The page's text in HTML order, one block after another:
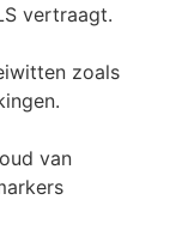
vertraagt.
zoals
van